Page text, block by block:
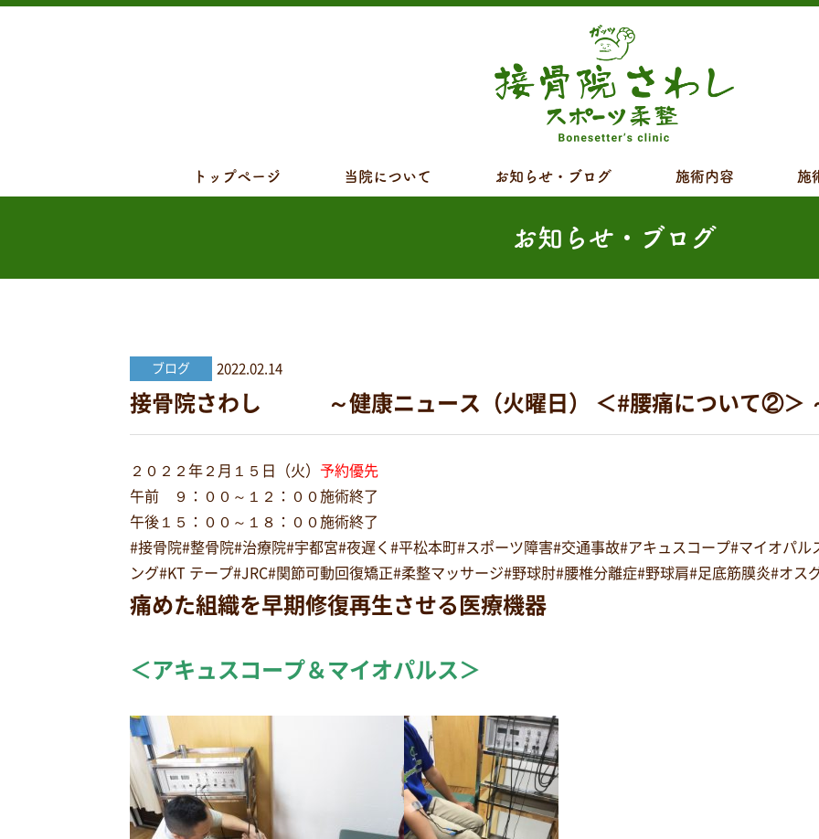
トップページ 当院について お知らせ・ブログ 施術内容 施
お知らせ・ブログ
ブログ 2022.02.14
接骨院さわし ～健康ニュース（火曜日） ＜#腰痛について②＞
２０２２年２月１５日（火） 予約優先
午前 ９：００～１２：００施術終了
午後１５：００～１８：００施術終了
#接骨院#整骨院#治療院#宇都宮#夜遅く#平松本町#スポーツ障害#交通事故#アキュスコープ#マイオパ
ング#KT テープ#JRC#関節可動回復矯正#柔整マッサージ#野球肘#腰椎分離症#野球肩#足底筋膜炎#オス
痛めた組織を早期修復再生させる医療機器
＜アキュスコープ＆マイオパルス＞